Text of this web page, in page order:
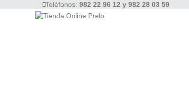
Teléfonos: 982 22 96 12 y 982 28 03 59